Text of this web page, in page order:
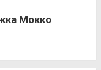
Мокко